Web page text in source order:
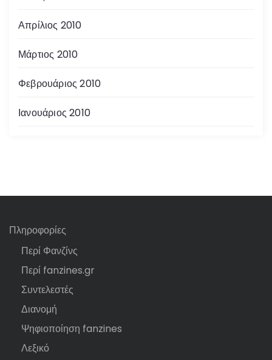
Απρίλιος 2010
Μάρτιος 2010
Φεβρουάριος 2010
Ιανουάριος 2010
Πληροφορίες
Περί Φανζίνς
Περί fanzines.gr
Συντελεστές
Διανομή
Ψηφιοποίηση fanzines
Λεξικό